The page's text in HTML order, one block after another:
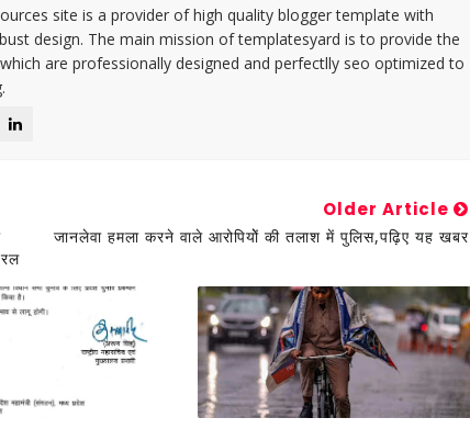
site is a provider of high quality blogger template with
design. The main mission of templatesyard is to provide the
are professionally designed and perfectlly seo optimized to
Older Article
जानलेवा हमला करने वाले आरोपियोें की तलाश में पुलिस,पढ़िए यह खबर